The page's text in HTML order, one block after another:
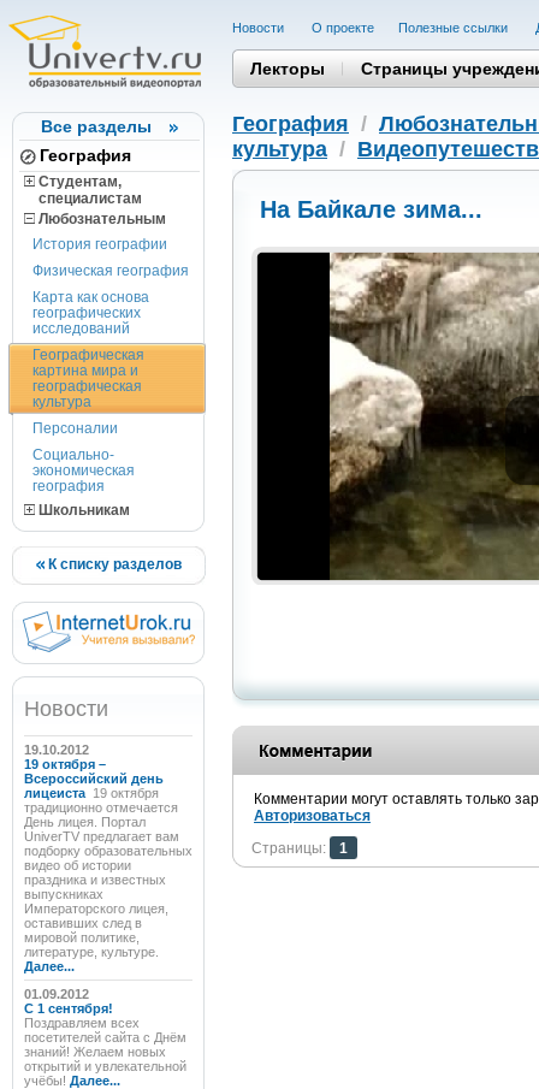
Все разделы
География
Студентам,
cпециалистам
Любознательным
История географии
Физическая география
Карта как основа
географических
исследований
Географическая
картина мира и
географическая
культура
Персоналии
Социально-
экономическая
география
Школьникам
К списку разделов
Новости
19.10.2012
19 октября –
Всероссийский день
лицеиста 19 октября
традиционно отмечается
День лицея. Портал
UniverTV предлагает вам
подборку образовательных
видео об истории
праздника и известных
выпускниках
Императорского лицея,
оставивших след в
мировой политике,
литературе, культуре.
Далее...
01.09.2012
C 1 сентября!
Поздравляем всех
посетителей сайта с Днём
знаний! Желаем новых
открытий и увлекательной
учёбы! Далее...
Новости О проекте Полезные cсылки
Лекторы Страницы
География /
культура /
На Байкале зима...
Комментарии могут оставлять только
Авторизоваться
Страницы:
1